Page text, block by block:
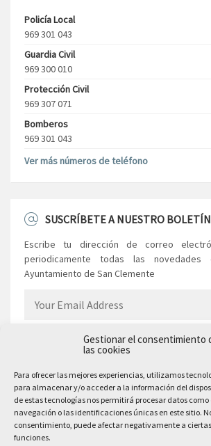
Gestionar el consentimiento
las cookies
Para ofrecer las mejores experiencias, utilizamos
para almacenar y/o acceder a la información del
de estas tecnologías nos permitirá procesar datos
navegación o las identificaciones únicas en este sitio.
consentimiento, puede afectar negativamente a
funciones.
Policía Local
969 301 043
Guardia Civil
969 300 010
Protección Civil
969 307 071
Bomberos
969 301 043
Ver más números de teléfono
SUSCRÍBETE A NUESTRO
Escribe tu dirección de correo
periodicamente todas las
Ayuntamiento de San Clemente
EL AYUNTAMIENTO
Plaza Mayor, 10
San Clemente, 16600, Cuenca
Teléfono: 969 300 003